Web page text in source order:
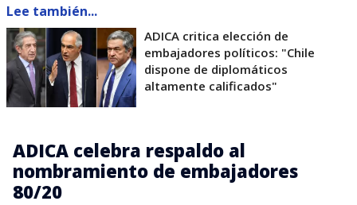
Lee también...
ADICA critica elección de
embajadores políticos: "Chile
dispone de diplomáticos
altamente calificados"
ADICA celebra respaldo al
nombramiento de embajadores
80/20